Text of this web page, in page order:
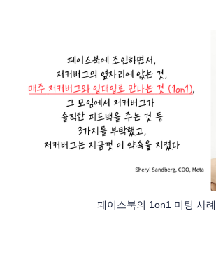
페이스북의 1on1 미팅 사례